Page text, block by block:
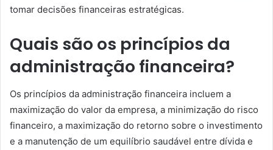
tomar decisões financeiras estratégicas.
Quais são os princípios da
administração financeira?
Os princípios da administração financeira incluem a
maximização do valor da empresa, a minimização do risco
financeiro, a maximização do retorno sobre o investimento
e a manutenção de um equilíbrio saudável entre dívida e